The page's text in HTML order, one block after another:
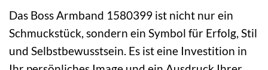
Das Boss Armband 1580399 ist nicht nur ein
Schmuckstück, sondern ein Symbol für Erfolg, Stil
und Selbstbewusstsein. Es ist eine Investition in